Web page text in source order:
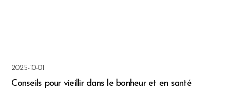
2025-10-01
Conseils pour vieillir dans le bonheur et en santé